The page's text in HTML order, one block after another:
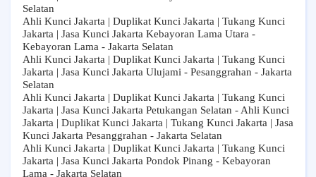
Selatan
Ahli Kunci Jakarta | Duplikat Kunci Jakarta | Tukang Kunci
Jakarta | Jasa Kunci Jakarta Kebayoran Lama Utara -
Kebayoran Lama - Jakarta Selatan
Ahli Kunci Jakarta | Duplikat Kunci Jakarta | Tukang Kunci
Jakarta | Jasa Kunci Jakarta Ulujami - Pesanggrahan - Jakarta
Selatan
Ahli Kunci Jakarta | Duplikat Kunci Jakarta | Tukang Kunci
Jakarta | Jasa Kunci Jakarta Petukangan Selatan - Ahli Kunci
Jakarta | Duplikat Kunci Jakarta | Tukang Kunci Jakarta | Jasa
Kunci Jakarta Pesanggrahan - Jakarta Selatan
Ahli Kunci Jakarta | Duplikat Kunci Jakarta | Tukang Kunci
Jakarta | Jasa Kunci Jakarta Pondok Pinang - Kebayoran
Lama - Jakarta Selatan